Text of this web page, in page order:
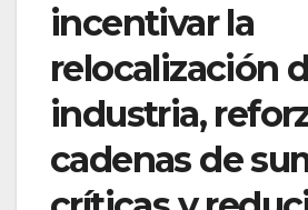
incentivar la
relocalización
industria,
cadenas de